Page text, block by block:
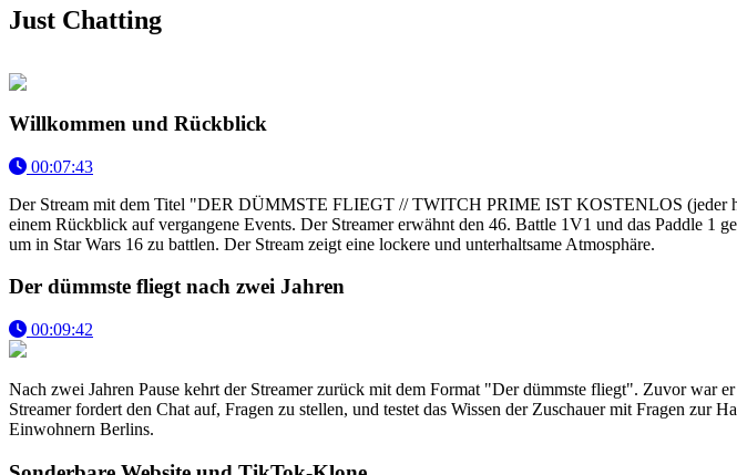
Just Chatting
Willkommen und Rückblick
00:07:43
Der Stream mit dem Titel "DER DÜMMSTE FLIEGT // TWITCH PRIME IST KOSTENLOS
einem Rückblick auf vergangene Events. Der Streamer erwähnt den 46. Battle 1V1 und das Paddle 1
um in Star Wars 16 zu battlen. Der Stream zeigt eine lockere und unterhaltsame Atmosphäre.
Der dümmste fliegt nach zwei Jahren
00:09:42
Nach zwei Jahren Pause kehrt der Streamer zurück mit dem Format "Der dümmste fliegt". Zuvor war
Streamer fordert den Chat auf, Fragen zu stellen, und testet das Wissen der Zuschauer mit Fragen zur
Einwohnern Berlins.